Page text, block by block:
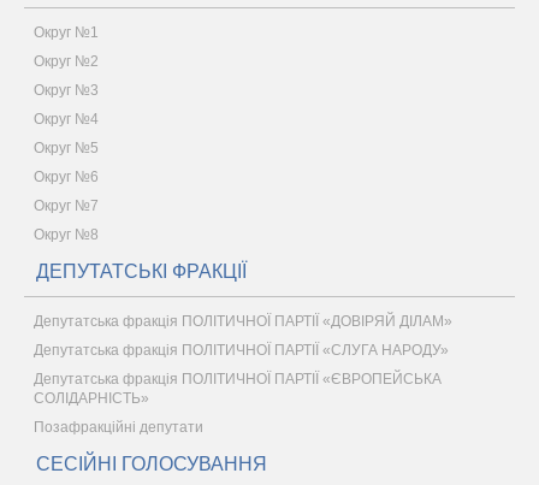
Округ №1
Округ №2
Округ №3
Округ №4
Округ №5
Округ №6
Округ №7
Округ №8
ДЕПУТАТСЬКІ ФРАКЦІЇ
Депутатська фракція ПОЛІТИЧНОЇ ПАРТІЇ «ДОВІРЯЙ ДІЛАМ»
Депутатська фракція ПОЛІТИЧНОЇ ПАРТІЇ «СЛУГА НАРОДУ»
Депутатська фракція ПОЛІТИЧНОЇ ПАРТІЇ «ЄВРОПЕЙСЬКА
СОЛІДАРНІСТЬ»
Позафракційні депутати
СЕСІЙНІ ГОЛОСУВАННЯ